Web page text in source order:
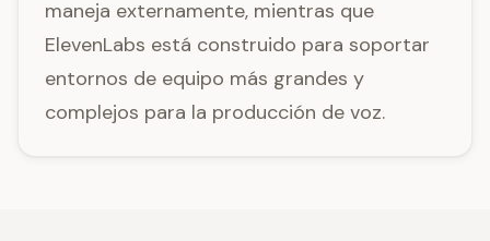
maneja externamente, mientras que
ElevenLabs está construido para soportar
entornos de equipo más grandes y
complejos para la producción de voz.